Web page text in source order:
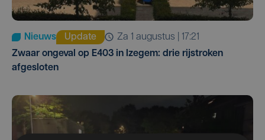
Nieuws Update
za 1 augustus | 17:21
Zwaar ongeval op E403 in Izegem: drie rijstroken
afgesloten